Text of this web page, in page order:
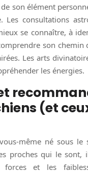
son élément
Les consultations
se connaître, à
son
Les arts
les énergies.
(et
même né sous le
proches qui le sont,
forces et les